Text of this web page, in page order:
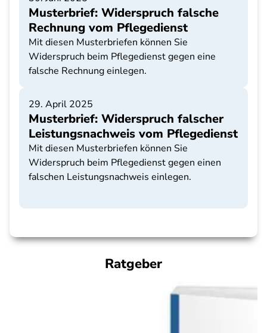
Musterbrief: Widerspruch falsche
Rechnung vom Pflegedienst
Mit diesen Musterbriefen können Sie
Widerspruch beim Pflegedienst gegen eine
falsche Rechnung einlegen.
29. April 2025
Musterbrief: Widerspruch falscher
Leistungsnachweis vom Pflegedienst
Mit diesen Musterbriefen können Sie
Widerspruch beim Pflegedienst gegen einen
falschen Leistungsnachweis einlegen.
Ratgeber